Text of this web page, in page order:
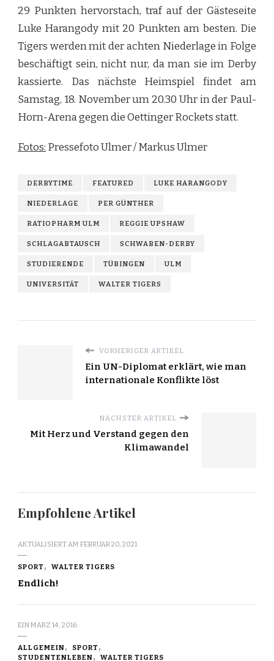
29 Punkten hervorstach, traf auf der Gästeseite
Luke Harangody mit 20 Punkten am besten. Die
Tigers werden mit der achten Niederlage in Folge
beschäftigt sein, nicht nur, da man sie im Derby
kassierte. Das nächste Heimspiel findet am
Samstag, 18. November um 20.30 Uhr in der Paul-
Horn-Arena gegen die Oettinger Rockets statt.
Fotos: Pressefoto Ulmer / Markus Ulmer
DERBYTIME FEATURED LUKE HARANGODY
NIEDERLAGE PER GÜNTHER
RATIOPHARM ULM REGGIE UPSHAW
SCHLAGABTAUSCH SCHWABEN-DERBY
STUDIERENDE TÜBINGEN ULM
UNIVERSITÄT WALTER TIGERS
VORHERIGER ARTIKEL
Ein UN-Diplomat erklärt, wie man
internationale Konflikte löst
NÄCHSTER ARTIKEL
Mit Herz und Verstand gegen den
Klimawandel
Empfohlene Artikel
AKTUALISIERT AM FEBRUAR 20, 2021
SPORT WALTER TIGERS
Endlich!
EINMÄRZ 14, 2016
ALLGEMEIN
SPORT
STUDENTENLEBEN
WALTER TIGERS